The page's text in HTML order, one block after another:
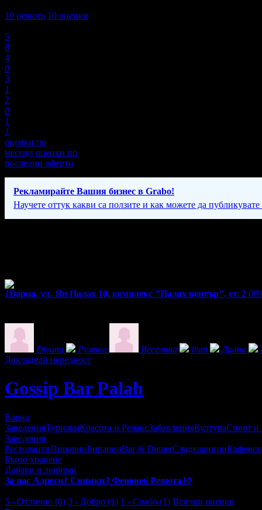
10 ревюта 10 оценки
5
8
4
0
3
1
2
0
1
1
оценки по
месеци оценки по
последни оферти
Рекламирайте Вашия бизнес в Grabo!
Научете оттук какви са ползите и как можете да публикувате
1Варна, ул. Ян Палах 10, комплекс "Палах център", ет. 2
Diyana Румяна Веселина Ivan Диана
Докладвай нередност
Gossip Bar Palah
Варна
ЗаведенияТуризъмКрасота и РелаксЗабавленияКултураСпорт и
Заведения
РесторантиПицарииБирарииBar & DinnerСладкарници
Бързо хранене
Добави в любими
За нас Адреси1 Снимки3 Фенове6 Ревюта10
5 - Отлично (8) 3 - Добро (1) 1 - Слабо (1) Всички оценки